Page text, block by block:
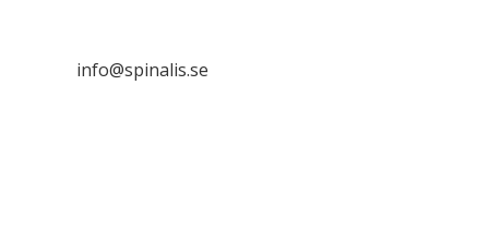
info@spinalis.se